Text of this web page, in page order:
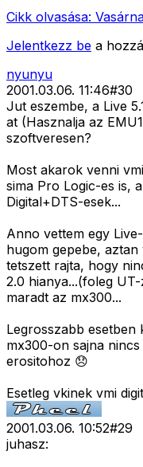
Cikk olvasása:
Jelentkezz be a
nyunyu
2001.03.06. 11:46#30
Jut eszembe, a Live
at (Hasznalja az
szoftveresen?
Most akarok venni
sima Pro Logic-es is,
Digital+DTS-esek...
Anno vettem egy
hugom gepebe,
tetszett rajta, hogy
2.0 hianya...(foleg
maradt az mx300...
Legrosszabb esetben
mx300-on sajna
erositohoz 😞
Esetleg vkinek vmi
2001.03.06. 10:52#29
juhasz: